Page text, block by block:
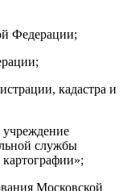
Федерации;
кадастра и
учреждение
службы
картографии»;
Московской